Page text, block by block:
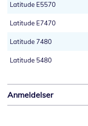
Latitude E5570
Latitude E7470
Latitude 7480
Latitude 5480
Anmeldelser